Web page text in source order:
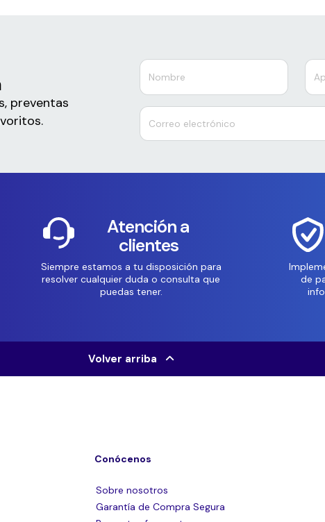
preventas
Atención a
clientes
Siempre estamos a tu disposición para
resolver cualquier duda o consulta que
puedas tener.
de
Volver arriba
Conócenos
Sobre nosotros
Garantía de Compra Segura